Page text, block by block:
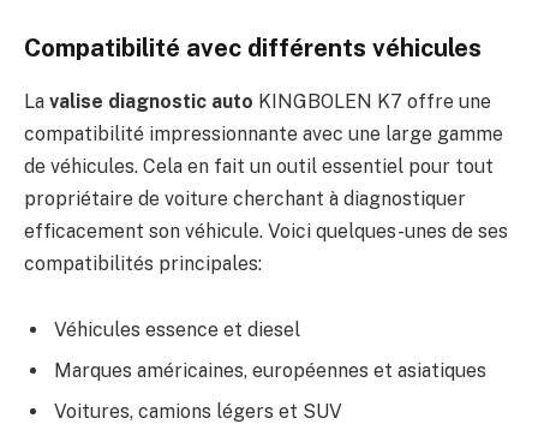
Compatibilité avec différents véhicules
La valise diagnostic auto KINGBOLEN K7 offre une
compatibilité impressionnante avec une large gamme
de véhicules. Cela en fait un outil essentiel pour tout
propriétaire de voiture cherchant à diagnostiquer
efficacement son véhicule. Voici quelques-unes de ses
compatibilités principales:
Véhicules essence et diesel
Marques américaines, européennes et asiatiques
Voitures, camions légers et SUV